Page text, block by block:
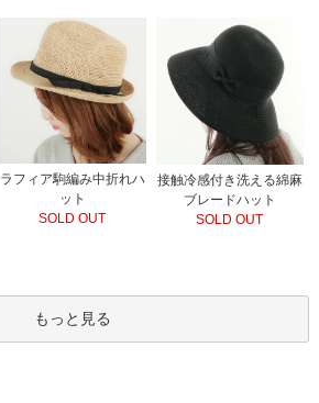
ラフィア駒編み中折れハ
ット
SOLD OUT
接触冷感付き洗える綿麻
ブレードハット
SOLD OUT
もっと見る